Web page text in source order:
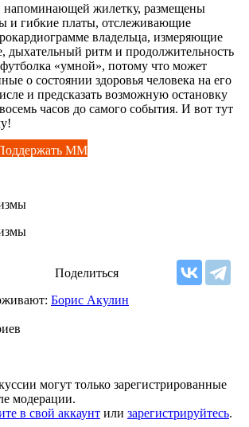
напоминающей жилетку, размещены
и гибкие платы, отслеживающие
владельца, измеряющие
дыхательный ритм и продолжительность
«умной», потому что может
о состоянии здоровья человека на его
и предсказать возможную остановку
часов до самого события. И вот тут
ММ
Поделиться
Борис Акулин
могут только зарегистрированные
модерации.
в свой аккаунт или зарегистрируйтесь.